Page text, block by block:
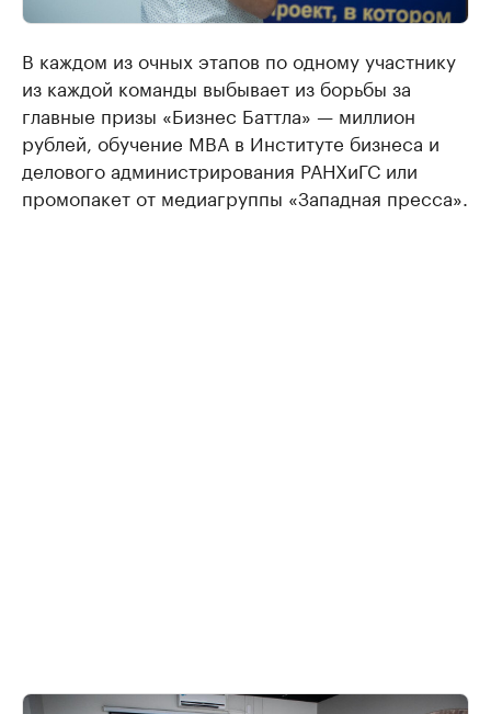
В каждом из очных этапов по одному участнику
из каждой команды выбывает из борьбы за
главные призы «Бизнес Баттла» — миллион
рублей, обучение МВА в Институте бизнеса и
делового администрирования РАНХиГС или
промопакет от медиагруппы «Западная пресса».